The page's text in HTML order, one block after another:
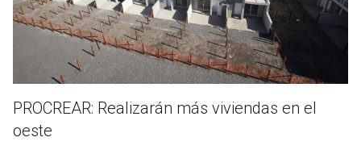
PROCREAR: Realizarán más viviendas en el
oeste